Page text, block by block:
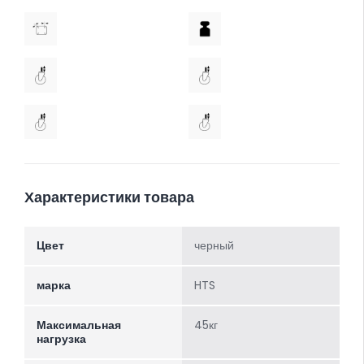
Характеристики товара
Цвет черный
марка HTS
Максимальная
нагрузка
45кг